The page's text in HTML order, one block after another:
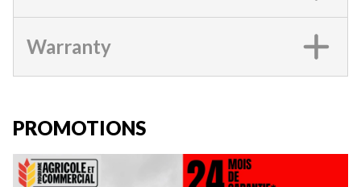
Warranty
PROMOTIONS